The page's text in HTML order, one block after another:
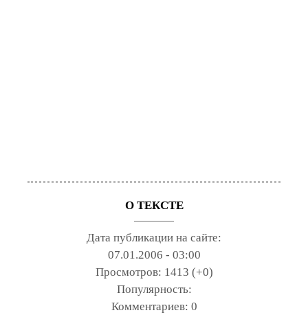
О ТЕКСТЕ
Дата публикации на сайте:
07.01.2006 - 03:00
Просмотров: 1413 (+0)
Популярность:
Комментариев: 0